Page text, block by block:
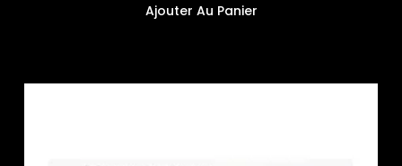
Ajouter Au Panier